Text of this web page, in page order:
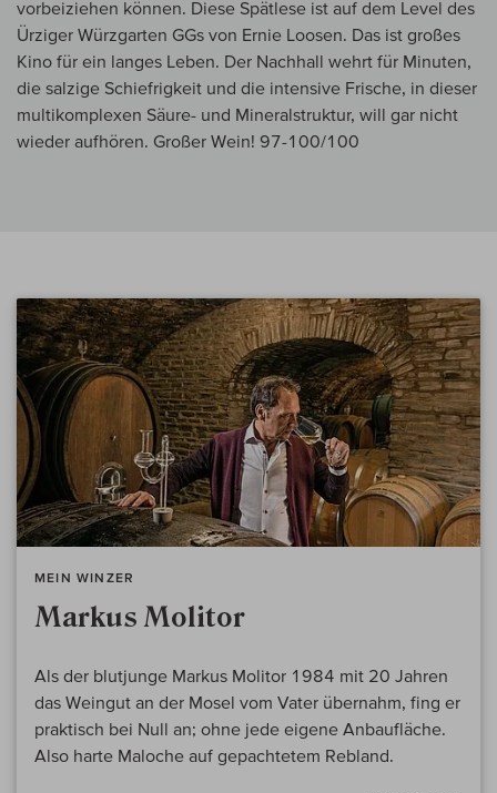
vorbeiziehen können. Diese Spätlese ist auf dem Level des
Ürziger Würzgarten GGs von Ernie Loosen. Das ist großes
Kino für ein langes Leben. Der Nachhall wehrt für Minuten,
die salzige Schiefrigkeit und die intensive Frische, in dieser
multikomplexen Säure- und Mineralstruktur, will gar nicht
wieder aufhören. Großer Wein! 97-100/100
MEIN WINZER
Markus Molitor
Als der blutjunge Markus Molitor 1984 mit 20 Jahren
das Weingut an der Mosel vom Vater übernahm, fing er
praktisch bei Null an; ohne jede eigene Anbaufläche.
Also harte Maloche auf gepachtetem Rebland.